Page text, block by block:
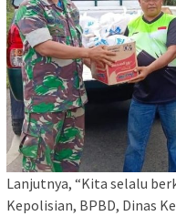
Lanjutnya, “Kita selalu
Kepolisian, BPBD, Dinas